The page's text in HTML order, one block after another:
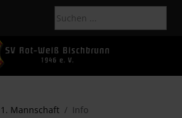
1. Mannschaft Info